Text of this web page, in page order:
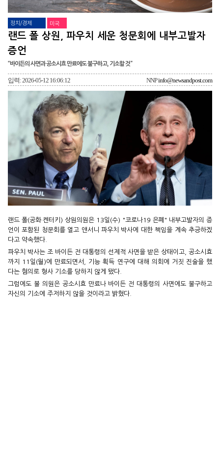
정치/경제 미국
랜드 폴 상원, 파우치 세운 청문회에 내부고발자
증언
“바이든의 사면과 공소시효 만료에도 불구하고, 기소할 것”
입력: 2026-05-12 16:06:12 NNPinfo@newsandpost.com
랜드 폴(공화·켄터키) 상원의원은 13일(수) "코로나19 은폐" 내부고발자의 증
언이 포함된 청문회를 열고 앤서니 파우치 박사에 대한 책임을 계속 추긍하겠
다고 약속했다.
파우치 박사는 조 바이든 전 대통령의 선제적 사면을 받은 상태이고, 공소시효
까지 11일(월)에 만료되면서, 기능 획득 연구에 대해 의회에 거짓 진술을 했
다는 혐의로 형사 기소를 당하지 않게 됐다.
그럼에도 볼 의원은 공소시효 만료나 바이든 전 대통령의 사면에도 불구하고
자신의 기소에 주저하지 않을 것이라고 밝혔다.